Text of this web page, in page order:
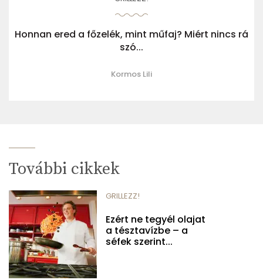
Honnan ered a főzelék, mint műfaj? Miért nincs rá
szó...
Kormos Lili
További cikkek
GRILLEZZ!
Ezért ne tegyél olajat
a tésztavízbe – a
séfek szerint...